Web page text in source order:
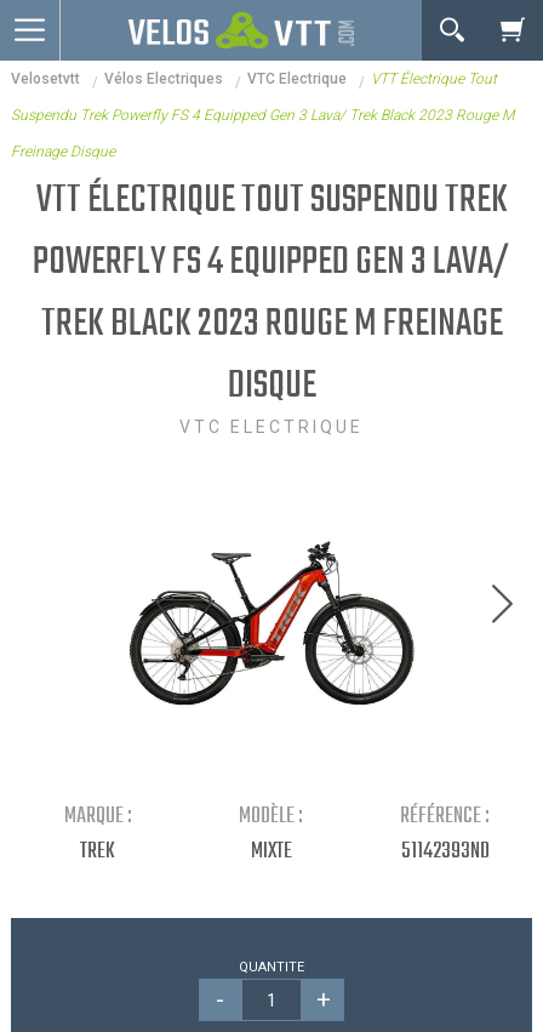
OK
Connexion / inscription
VTT
Vélos urbains & Fitness
Equipements de vélo
Occasions - Reconditionnés
Votre Panier Est Désert
Continuer mes achats
Velosetvtt Vélos Electriques VTC Electrique VTT Électrique Tout
Suspendu Trek Powerfly FS 4 Equipped Gen 3 Lava/ Trek Black 2023 Rouge M
Freinage Disque
VTT ÉLECTRIQUE TOUT SUSPENDU TREK
POWERFLY FS 4 EQUIPPED GEN 3 LAVA/
TREK BLACK 2023 ROUGE M FREINAGE
DISQUE
VTC ELECTRIQUE
MARQUE :
TREK
MODÈLE :
MIXTE
RÉFÉRENCE :
51142393ND
QUANTITE
- +